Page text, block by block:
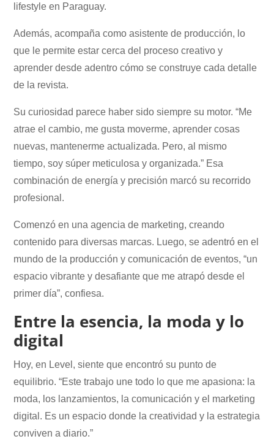
lifestyle en Paraguay.
Además, acompaña como asistente de producción, lo
que le permite estar cerca del proceso creativo y
aprender desde adentro cómo se construye cada detalle
de la revista.
Su curiosidad parece haber sido siempre su motor. “Me
atrae el cambio, me gusta moverme, aprender cosas
nuevas, mantenerme actualizada. Pero, al mismo
tiempo, soy súper meticulosa y organizada.” Esa
combinación de energía y precisión marcó su recorrido
profesional.
Comenzó en una agencia de marketing, creando
contenido para diversas marcas. Luego, se adentró en el
mundo de la producción y comunicación de eventos, “un
espacio vibrante y desafiante que me atrapó desde el
primer día”, confiesa.
Entre la esencia, la moda y lo
digital
Hoy, en Level, siente que encontró su punto de
equilibrio. “Este trabajo une todo lo que me apasiona: la
moda, los lanzamientos, la comunicación y el marketing
digital. Es un espacio donde la creatividad y la estrategia
conviven a diario.”